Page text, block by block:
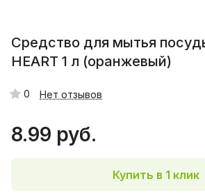
Средство для мытья
HEART 1 л (оранжевый)
0 Нет отзывов
8.99 руб.
Купить в 1 клик